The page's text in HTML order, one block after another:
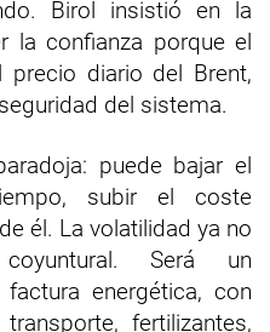
Birol insistió en la
la confianza porque el
diario del Brent,
del sistema.
puede bajar el
subir el coste
él. La volatilidad ya no
Será un
energética, con
fertilizantes,